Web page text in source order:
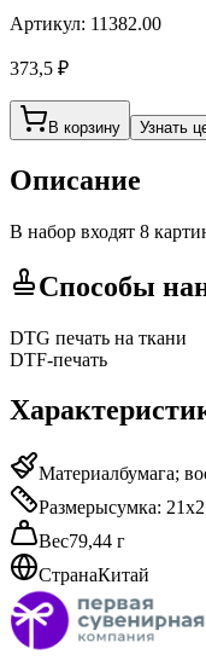
Артикул: 11382.00
373,5 ₽
В корзину Узнать
Описание
В набор входят 8
Способы
DTG печать на ткани
DTF-печать
Материалбумага;
Размерысумка:
Вес79,44 г
СтранаКитай